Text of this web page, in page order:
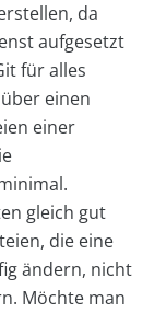
da
aufgesetzt
für alles
einen
einer
gleich gut
die eine
ändern, nicht
Möchte man